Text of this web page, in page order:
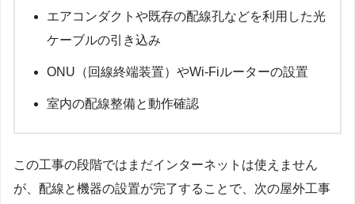
エアコンダクトや既存の配線孔などを利用した光
ケーブルの引き込み
ONU（回線終端装置）やWi-Fiルーターの設置
室内の配線整備と動作確認
この工事の段階ではまだインターネットは使えません
が、配線と機器の設置が完了することで、次の屋外工事